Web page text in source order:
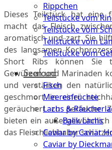
Rippchen
Teilstücke vom
Teilstücke vom
Teilstücke vom
Teilstücke vom
Seafood
Fisch
Meeresfrüchte
Lachs &
Balik Lachs
Caviar by Caviar
Caviar by
Dieses Teilstück hat eine
macht das Fleisch
aromatisch und zart. Sie
des langsamen
Short Ribs können Sie
Gewürzen und Marinaden
und verstärken den
geschmort in einer
geräuchert zu perfekter
bieten ein außergewöhnlich
das Fleischliebhaber